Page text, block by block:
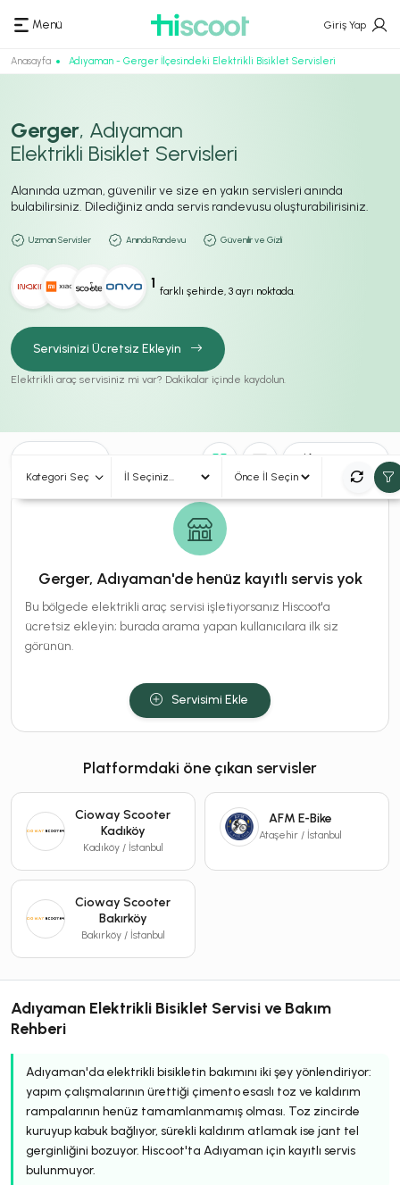
Menü Giriş Yap
Anasayfa Adıyaman - Gerger İlçesindeki Elektrikli Bisiklet Servisleri
Gerger, Adıyaman
Elektrikli Bisiklet Servisleri
Alanında uzman, güvenilir ve size en yakın servisleri anında
bulabilirsiniz. Dilediğiniz anda servis randevusu oluşturabilirisiniz.
Uzman Servisler Anında Randevu Güvenilir ve Gizli
1 farklı şehirde, 3 ayrı noktada.
Servisinizi Ücretsiz Ekleyin
Elektrikli araç servisiniz mi var? Dakikalar içinde kaydolun.
Kategori Seç
Gerger, Adıyaman'de henüz kayıtlı servis yok
Bu bölgede elektrikli araç servisi işletiyorsanız Hiscoot'a
ücretsiz ekleyin; burada arama yapan kullanıcılara ilk siz
görünün.
Servisimi Ekle
Platformdaki öne çıkan servisler
Cioway Scooter
Kadıköy
Kadıköy / İstanbul
AFM E-Bike
Ataşehir / İstanbul
Cioway Scooter
Bakırköy
Bakırköy / İstanbul
Adıyaman Elektrikli Bisiklet Servisi ve Bakım
Rehberi
Adıyaman'da elektrikli bisikletin bakımını iki şey yönlendiriyor:
yapım çalışmalarının ürettiği çimento esaslı toz ve kaldırım
rampalarının henüz tamamlanmamış olması. Toz zincirde
kuruyup kabuk bağlıyor, sürekli kaldırım atlamak ise jant tel
gerginliğini bozuyor. Hiscoot'ta Adıyaman için kayıtlı servis
bulunmuyor.